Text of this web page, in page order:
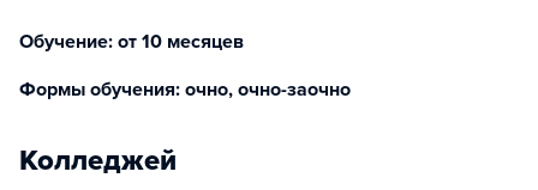
Обучение: от 10 месяцев
Формы обучения: очно, очно-заочно
Колледжей